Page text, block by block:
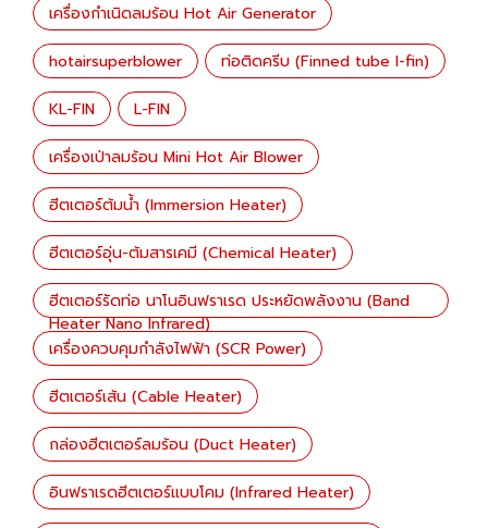
เครื่องกำเนิดลมร้อน Hot Air Generator
hotairsuperblower ท่อติดครีบ (Finned tube I-fin)
KL-FIN L-FIN
เครื่องเป่าลมร้อน Mini Hot Air Blower
ฮีตเตอร์ต้มน้ำ (Immersion Heater)
ฮีตเตอร์อุ่น-ต้มสารเคมี (Chemical Heater)
ฮีตเตอร์รัดท่อ นาโนอินฟราเรด ประหยัดพลังงาน (Band
Heater Nano Infrared)
เครื่องควบคุมกำลังไฟฟ้า (SCR Power)
ฮีตเตอร์เส้น (Cable Heater)
กล่องฮีตเตอร์ลมร้อน (Duct Heater)
อินฟราเรดฮีตเตอร์แบบโคม (Infrared Heater)